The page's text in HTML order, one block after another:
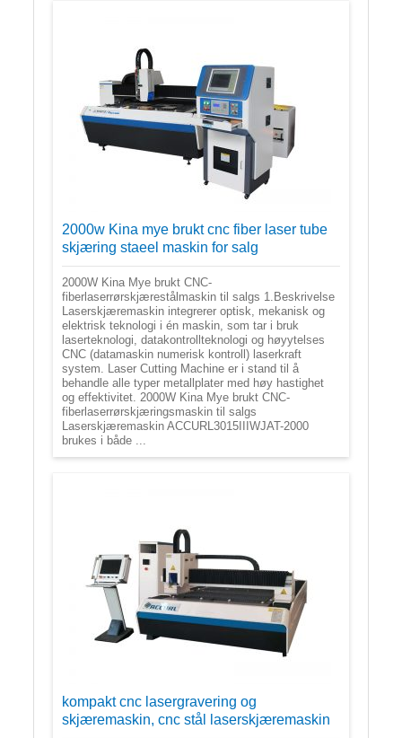
2000w Kina mye brukt cnc fiber laser tube
skjæring staeel maskin for salg
2000W Kina Mye brukt CNC-
fiberlaserrørskjærestålmaskin til salgs 1.Beskrivelse
Laserskjæremaskin integrerer optisk, mekanisk og
elektrisk teknologi i én maskin, som tar i bruk
laserteknologi, datakontrollteknologi og høyytelses
CNC (datamaskin numerisk kontroll) laserkraft
system. Laser Cutting Machine er i stand til å
behandle alle typer metallplater med høy hastighet
og effektivitet. 2000W Kina Mye brukt CNC-
fiberlaserrørskjæringsmaskin til salgs
Laserskjæremaskin ACCURL3015IIIWJAT-2000
brukes i både ...
kompakt cnc lasergravering og
skjæremaskin, cnc stål laserskjæremaskin